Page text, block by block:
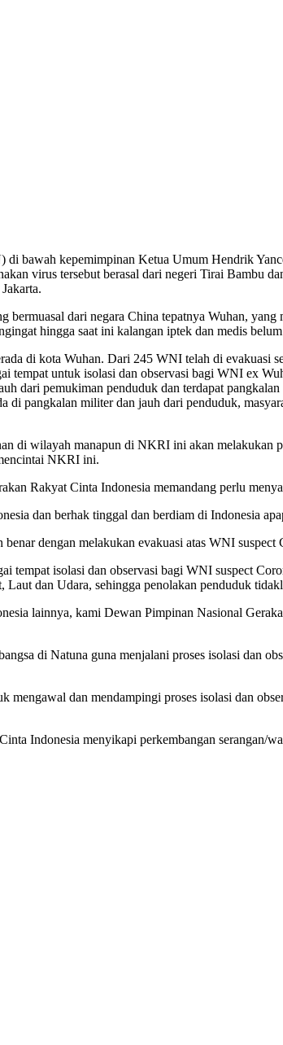
bawah kepemimpinan Ketua Umum Hendrik
virus tersebut berasal dari negeri Tirai Bambu
bermuasal dari negara China tepatnya Wuhan,
hingga saat ini kalangan iptek dan medis
di kota Wuhan. Dari 245 WNI telah di evakuasi
tempat untuk isolasi dan observasi bagi WNI ex
dari pemukiman penduduk dan terdapat
pangkalan militer dan jauh dari penduduk,
di wilayah manapun di NKRI ini akan melakukan
NKRI ini.
Rakyat Cinta Indonesia memandang perlu
dan berhak tinggal dan berdiam di Indonesia
dengan melakukan evakuasi atas WNI suspect
tempat isolasi dan observasi bagi WNI suspect
dan Udara, sehingga penolakan penduduk
lainnya, kami Dewan Pimpinan Nasional
di Natuna guna menjalani proses isolasi dan
dan mendampingi proses isolasi dan
Indonesia menyikapi perkembangan serangan/